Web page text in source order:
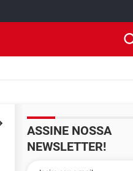
ASSINE NOSSA
NEWSLETTER!